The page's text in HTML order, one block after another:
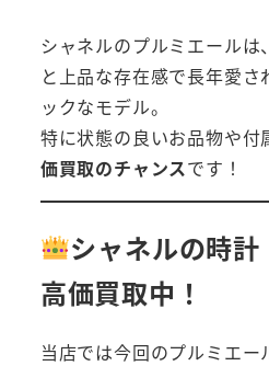
シャネルのプルミエール
と上品な存在感で長年愛
ックなモデル。
特に状態の良いお品物や付
価買取のチャンスです！
シャネルの時
高価買取中！
当店では今回のプルミエー